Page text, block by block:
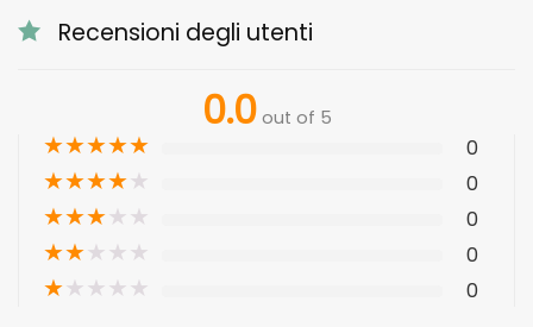
Recensioni degli utenti
0.0 out of 5
★★★★★ 0
★★★★★ 0
★★★★ ★ 0
★★★ ★ ★ 0
★★ ★ ★ ★ 0